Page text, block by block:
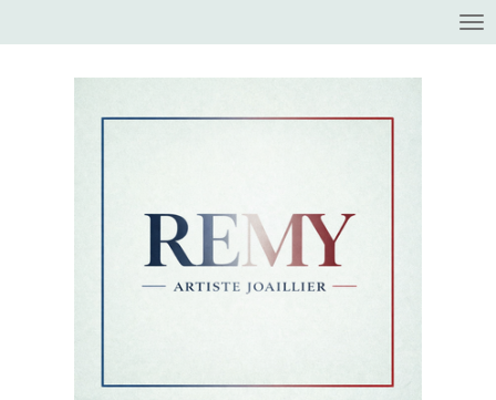
au
contenu